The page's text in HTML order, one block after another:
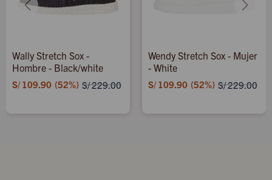
Wally Stretch Sox -
Hombre - Black/white
S/ 109.90 52 S/229.00
Wendy Stretch Sox - Mujer
- White
S/ 109.90 52 S/229.00